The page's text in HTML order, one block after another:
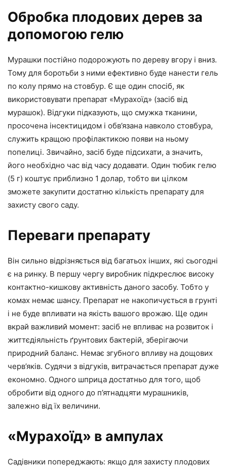
Обробка плодових дерев за
допомогою гелю
Мурашки постійно подорожують по дереву вгору і вниз.
Тому для боротьби з ними ефективно буде нанести гель
по колу прямо на стовбур. Є ще один спосіб, як
використовувати препарат «Мурахоїд» (засіб від
мурашок). Відгуки підказують, що смужка тканини,
просочена інсектицидом і обв’язана навколо стовбура,
служить кращою профілактикою появи на ньому
попелиці. Звичайно, засіб буде підсихати, а значить,
його необхідно час від часу додавати. Один тюбик гелю
(5 г) коштує приблизно 1 долар, тобто ви цілком
зможете закупити достатню кількість препарату для
захисту свого саду.
Переваги препарату
Він сильно відрізняється від багатьох інших, які сьогодні
є на ринку. В першу чергу виробник підкреслює високу
контактно-кишкову активність даного засобу. Тобто у
комах немає шансу. Препарат не накопичується в грунті
і не буде впливати на якість вашого врожаю. Ще один
вкрай важливий момент: засіб не впливає на розвиток і
життєдіяльність ґрунтових бактерій, зберігаючи
природний баланс. Немає згубного впливу на дощових
черв’яків. Судячи з відгуків, витрачається препарат дуже
економно. Одного шприца достатньо для того, щоб
обробити від одного до п’ятнадцяти мурашників,
залежно від їх величини.
«Мурахоїд» в ампулах
Садівники попереджають: якщо для захисту плодових